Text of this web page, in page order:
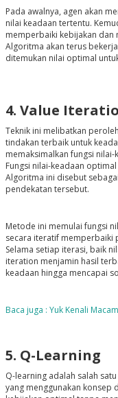
Pada awalnya, agen akan
nilai keadaan tertentu.
memperbaiki kebijakan dan
Algoritma akan terus
ditemukan nilai optimal
4. Value
Teknik ini melibatkan
tindakan terbaik untuk
memaksimalkan fungsi
Fungsi nilai-keadaan
Algoritma ini disebut
pendekatan tersebut.
Metode ini memulai fungsi
secara iteratif memperbaiki
Selama setiap iterasi, baik
iteration menjamin hasil
keadaan hingga mencapai
Baca juga : Yuk Kenali
5. Q-Learning
Q-learning adalah salah
yang menggunakan konsep